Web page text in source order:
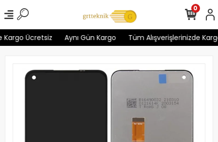
Ücretsiz Aynı Gün Kargo Tüm Alışverişlerinizde
0